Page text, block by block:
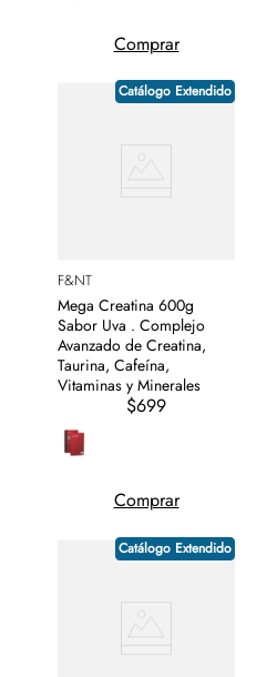
Comprar
Catálogo Extendido
F&NT
Mega Creatina 600g
Sabor Uva . Complejo
Avanzado de Creatina,
Taurina, Cafeína,
Vitaminas y Minerales
$699
Comprar
Catálogo Extendido